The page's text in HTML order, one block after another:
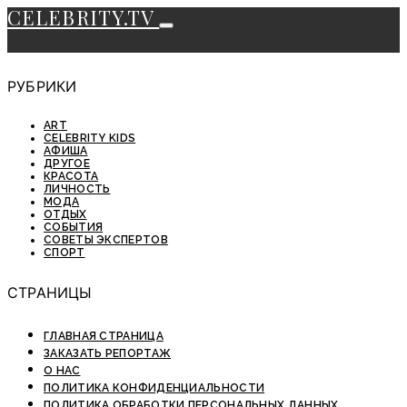
CELEBRITY.TV
РУБРИКИ
ART
CELEBRITY KIDS
АФИША
ДРУГОЕ
КРАСОТА
ЛИЧНОСТЬ
МОДА
ОТДЫХ
СОБЫТИЯ
СОВЕТЫ ЭКСПЕРТОВ
СПОРТ
СТРАНИЦЫ
ГЛАВНАЯ СТРАНИЦА
ЗАКАЗАТЬ РЕПОРТАЖ
О НАС
ПОЛИТИКА КОНФИДЕНЦИАЛЬНОСТИ